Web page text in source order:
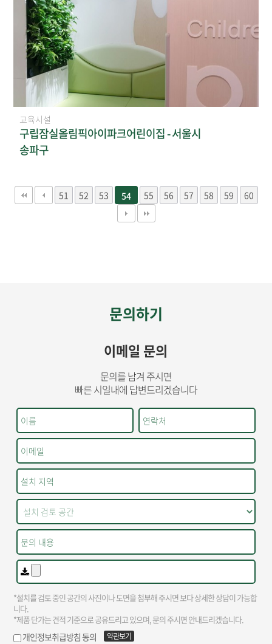
교육시설
구립잠실올림픽아이파크어린이집 - 서울시
송파구
51 52 53 54 55 56 57 58 59 60
문의하기
이메일 문의
문의를 남겨 주시면
빠른 시일내에 답변드리겠습니다